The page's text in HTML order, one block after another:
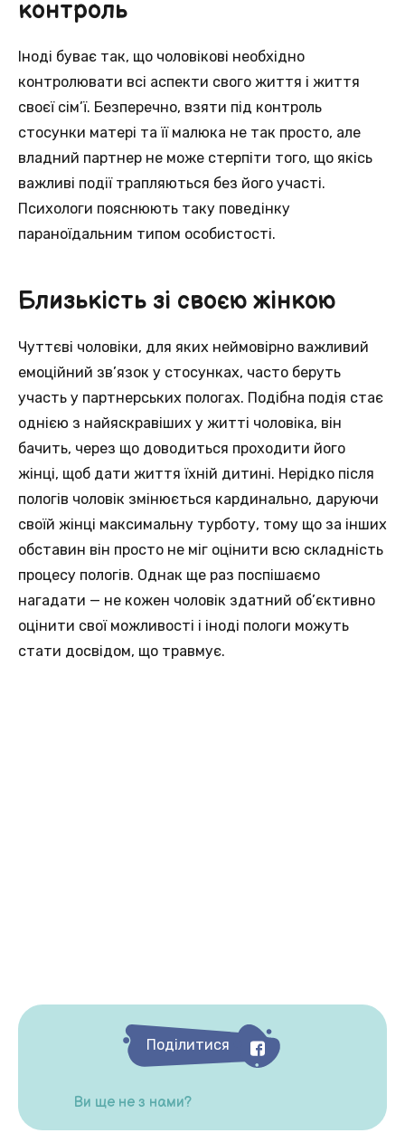
контроль
Іноді буває так, що чоловікові необхідно
контролювати всі аспекти свого життя і життя
своєї сім’ї. Безперечно, взяти під контроль
стосунки матері та її малюка не так просто, але
владний партнер не може стерпіти того, що якісь
важливі події трапляються без його участі.
Психологи пояснюють таку поведінку
параноїдальним типом особистості.
Близькість зі своєю жінкою
Чуттєві чоловіки, для яких неймовірно важливий
емоційний зв’язок у стосунках, часто беруть
участь у партнерських пологах. Подібна подія стає
однією з найяскравіших у житті чоловіка, він
бачить, через що доводиться проходити його
жінці, щоб дати життя їхній дитині. Нерідко після
пологів чоловік змінюється кардинально, даруючи
своїй жінці максимальну турботу, тому що за інших
обставин він просто не міг оцінити всю складність
процесу пологів. Однак ще раз поспішаємо
нагадати — не кожен чоловік здатний об’єктивно
оцінити свої можливості і іноді пологи можуть
стати досвідом, що травмує.
Поділитися
Ви ще не з нами?